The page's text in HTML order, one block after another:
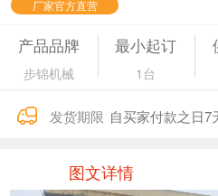
厂家官方直营
产品品牌
步锦机械
最小起订
1台
发货期限 自买家付款之日7
图文详情